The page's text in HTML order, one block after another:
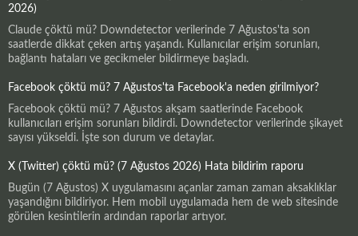
2026)
Claude çöktü mü? Downdetector verilerinde 7 Ağustos'ta son
saatlerde dikkat çeken artış yaşandı. Kullanıcılar erişim sorunları,
bağlantı hataları ve gecikmeler bildirmeye başladı.
Facebook çöktü mü? 7 Ağustos'ta Facebook'a neden girilmiyor?
Facebook çöktü mü? 7 Ağustos akşam saatlerinde Facebook
kullanıcıları erişim sorunları bildirdi. Downdetector verilerinde şikayet
sayısı yükseldi. İşte son durum ve detaylar.
X (Twitter) çöktü mü? (7 Ağustos 2026) Hata bildirim raporu
Bugün (7 Ağustos) X uygulamasını açanlar zaman zaman aksaklıklar
yaşandığını bildiriyor. Hem mobil uygulamada hem de web sitesinde
görülen kesintilerin ardından raporlar artıyor.